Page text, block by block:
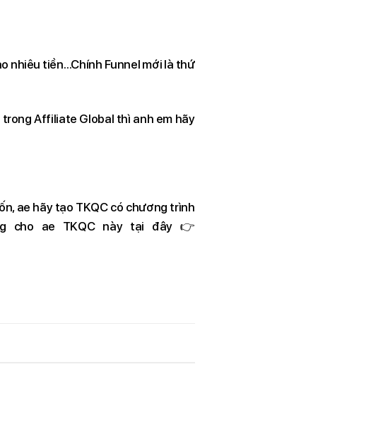
nhiêu tiền…Chính Funnel mới là thứ
trong Affiliate Global thì anh em hãy
ae hãy tạo TKQC có chương trình
cho ae TKQC này tại đây 👉